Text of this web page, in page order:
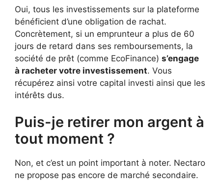
Oui, tous les investissements sur la plateforme
bénéficient d’une obligation de rachat.
Concrètement, si un emprunteur a plus de 60
jours de retard dans ses remboursements, la
société de prêt (comme EcoFinance) s’engage
à racheter votre investissement. Vous
récupérez ainsi votre capital investi ainsi que les
intérêts dus.
Puis-je retirer mon argent à
tout moment ?
Non, et c’est un point important à noter. Nectaro
ne propose pas encore de marché secondaire.